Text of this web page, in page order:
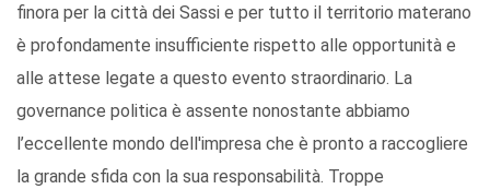
finora per la città dei Sassi e per tutto il territorio materano
è profondamente insufficiente rispetto alle opportunità e
alle attese legate a questo evento straordinario. La
governance politica è assente nonostante abbiamo
l’eccellente mondo dell'impresa che è pronto a raccogliere
la grande sfida con la sua responsabilità. Troppe